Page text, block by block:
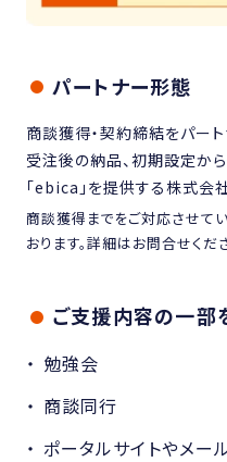
パートナー形態
商談獲得・契約締結をパート
受注後の納品、初期設定か
「ebica」を提供する株式会
商談獲得までをご対応させて
おります。詳細はお問合せくだ
ご支援内容の一部
勉強会
商談同行
ポータルサイトやメー